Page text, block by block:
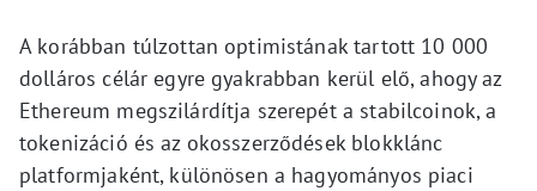
A korábban túlzottan optimistának tartott 10 000
dolláros célár egyre gyakrabban kerül elő, ahogy az
Ethereum megszilárdítja szerepét a stabilcoinok, a
tokenizáció és az okosszerződések blokklánc
platformjaként, különösen a hagyományos piaci